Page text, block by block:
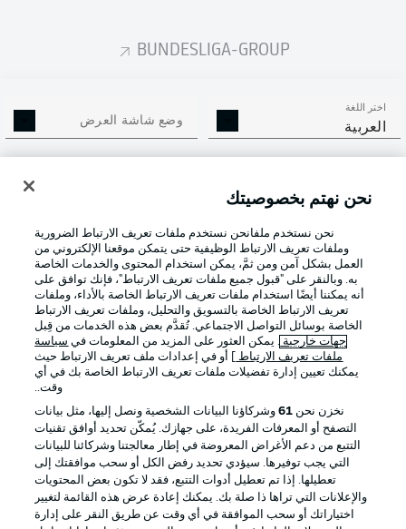
BUNDESLIGA-GROUP
اختر اللغة
العربية وضع شاشة العرض
تسجيل الدخول
Football as it's meant to be
تطبيق الدوري الألماني
نحن نهتم بخصوصيتك
نحن نستخدم ملفانحن نستخدم ملفات تعريف الارتباط الضرورية
وملفات تعريف الارتباط الوظيفية حتى يتمكن موقعنا الإلكتروني من
العمل بشكل آمن ومن ثمَّ، يمكن استخدام المحتوى والخدمات الخاصة
به. وبالنقر على "قبول جميع ملفات تعريف الارتباط"، فإنك توافق على
أنه يمكننا أيضًا استخدام ملفات تعريف الارتباط الخاصة بالأداء، وملفات
تعريف الارتباط الخاصة بالتسويق والتحليل، وملفات تعريف الارتباط
الخاصة بوسائل التواصل الاجتماعي. تُقدَّم بعض هذه الخدمات من قِبل
جهات خارجية . يمكن العثور على المزيد من المعلومات في سياسة
ملفات تعريف الارتباط
] أو في إعدادات ملف تعريف الارتباط حيث
يمكنك تعيين إدارة تفضيلات ملفات تعريف الارتباط الخاصة بك في أي
وقت..
نخزن نحن 61وشركاؤنا البيانات الشخصية ونصل إليها، مثل بيانات
التصفح أو المعرفات الفريدة، على جهازك. يُمكّن تحديد أوافق تقنيات
التتبع من دعم الأغراض المعروضة في إطار معالجتنا وشركائنا للبيانات
التي يجب توفيرها. سيؤدي تحديد رفض الكل أو سحب موافقتك إلى
تعطيلها. إذا تم تعطيل أدوات التتبع، فقد لا تكون بعض المحتويات
والإعلانات التي تراها ذا صلة بك. يمكنك إعادة عرض هذه القائمة لتغيير
اختياراتك أو سحب الموافقة في أي وقت عن طريق النقر على إدارة